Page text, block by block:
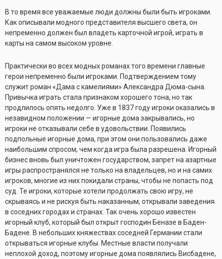
В то время все уважаемые люди должны были быть игроками.
Как описывали модного представителя высшего света, он
непременно должен был владеть карточной игрой, играть в
карты на самом высоком уровне.
Практически во всех модных романах того времени главные
герои непременно были игроками. Подтверждением тому
служит роман «Дама с камелиями» Александра Дюма-сына.
Привычка играть стала признаком хорошего тона, но так
продлилось опять недолго. Уже в 1837 году игроки оказались в
незавидном положении — игорные дома закрывались, но
игроки не отказывали себе в удовольствии. Появились
подпольные игорные дома, при этом они пользовались даже
наибольшим спросом, чем когда игра была разрешена. Игорный
бизнес вновь был уничтожен государством, запрет на азартные
игры распространялся не только на владельцев, но и на самих
игроков, многие из них покидали страны, чтобы не попасть под
суд. Те игроки, которые хотели продолжать свою игру, не
скрываясь и не рискуя быть наказанным, открывали заведения
в соседних городах и странах. Так очень хорошо известен
игорный клуб, который был открыт господин Беназе в Баден-
Бадене. В небольших княжествах соседней Германии стали
открываться игорные клубы. Местные власти получали
неплохой доход, поэтому игорные дома появлялись Висбадене,